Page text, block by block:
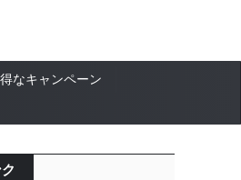
なキャンペーン